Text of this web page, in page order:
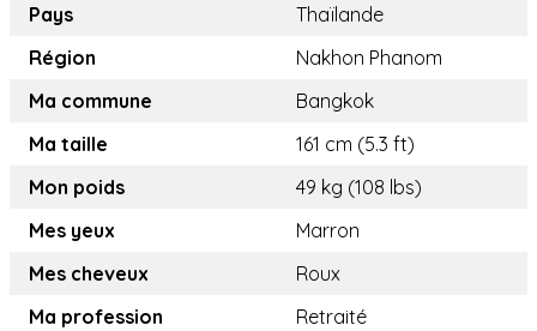
Pays
Thaïlande
Région
Nakhon Phanom
Ma commune
Bangkok
Ma taille
161 cm (5.3 ft)
Mon poids
49 kg (108 lbs)
Mes yeux
Marron
Mes cheveux
Roux
Ma profession
Retraité